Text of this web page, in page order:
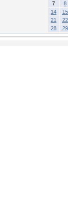
7
8
14
15
21
22
28
29